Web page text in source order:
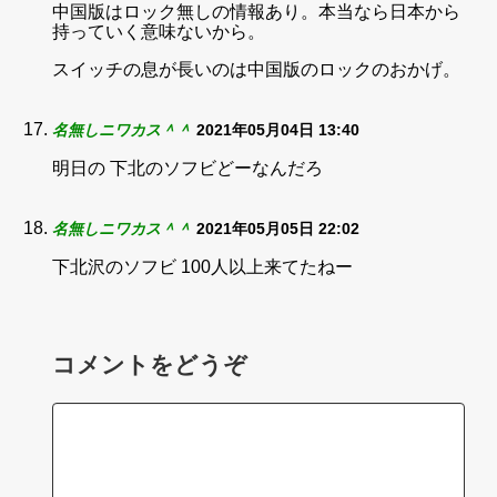
中国版はロック無しの情報あり。本当なら日本から
持っていく意味ないから。
スイッチの息が長いのは中国版のロックのおかげ。
名無しニワカス＾＾ 2021年05月04日 13:40
明日の 下北のソフビどーなんだろ
名無しニワカス＾＾ 2021年05月05日 22:02
下北沢のソフビ 100人以上来てたねー
コメントをどうぞ